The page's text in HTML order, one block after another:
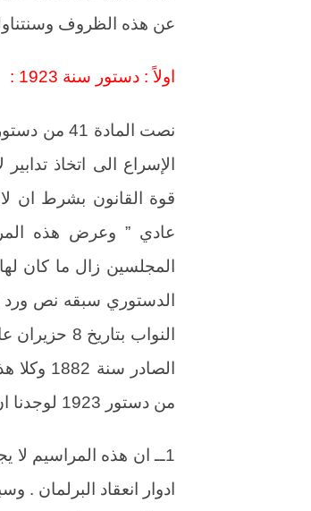
عن هذه الظروف
اولاً : دستور سنة 1923 :
الإسراع الى اتخاذ
قوة القانون بشرط ان
عادي ” وعرض هذه
من دستور 1923 لوجدنا ان المراسيم التي يصدرها الملك تخضع للقيود الاتية :
1ــ ان هذه المراسيم لا
ادوار انعقاد البرلمان .